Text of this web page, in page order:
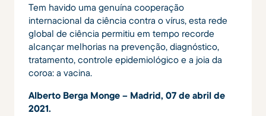
Tem havido uma genuína cooperação
internacional da ciência contra o vírus, esta rede
global de ciência permitiu em tempo recorde
alcançar melhorias na prevenção, diagnóstico,
tratamento, controle epidemiológico e a joia da
coroa: a vacina.
Alberto Berga Monge – Madrid, 07 de abril de
2021.